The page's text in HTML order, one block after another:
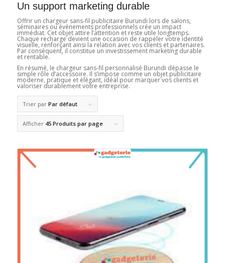
Un support marketing durable
Offrir un chargeur sans-fil publicitaire Burundi lors de salons,
séminaires ou événements professionnels crée un impact
immédiat. Cet objet attire l’attention et reste utile longtemps.
Chaque recharge devient une occasion de rappeler votre identité
visuelle, renforçant ainsi la relation avec vos clients et partenaires.
Par conséquent, il constitue un investissement marketing durable
et rentable.
En résumé, le chargeur sans-fil personnalisé Burundi dépasse le
simple rôle d’accessoire. Il s’impose comme un objet publicitaire
moderne, pratique et élégant, idéal pour marquer vos clients et
valoriser durablement votre entreprise.
Trier par Par défaut
Afficher 45 Produits par page